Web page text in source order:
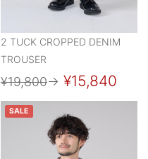
2 TUCK CROPPED DENIM
TROUSER
¥19,800→ ¥15,840
SALE